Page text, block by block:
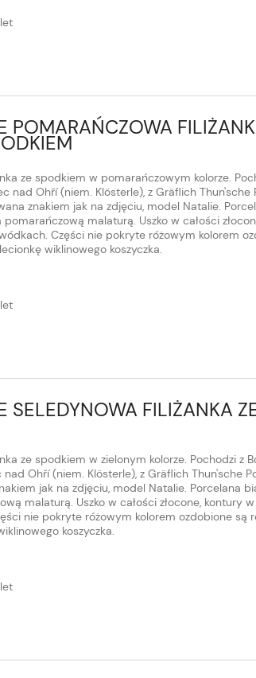
POMARAŃCZOWA
ze spodkiem w pomarańczowym kolorze.
nad Ohří (niem. Klösterle), z Gräflich Thun'sche
znakiem jak na zdjęciu, model Natalie.
malaturą. Uszko w całości
Części nie pokryte różowym kolorem
wiklinowego koszyczka.
SELEDYNOWA FILIŻANKA
ze spodkiem w zielonym kolorze. Pochodzi z
Ohří (niem. Klösterle), z Gräflich Thun'sche
jak na zdjęciu, model Natalie. Porcelana
malaturą. Uszko w całości złocone, kontury
nie pokryte różowym kolorem ozdobione są
koszyczka.